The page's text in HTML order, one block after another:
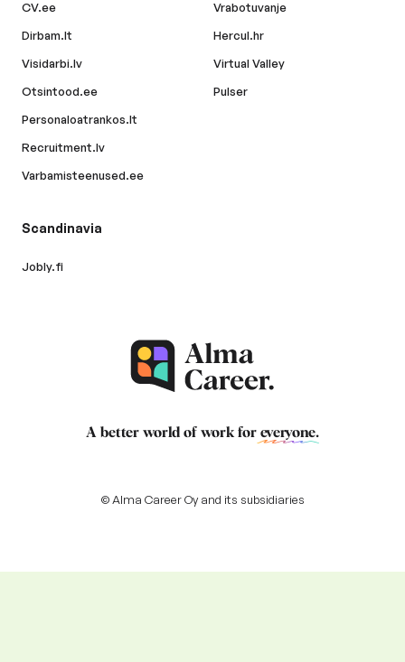
CV.ee
Dirbam.lt
Visidarbi.lv
Otsintood.ee
Personaloatrankos.lt
Recruitment.lv
Varbamisteenused.ee
Vrabotuvanje
Hercul.hr
Virtual Valley
Pulser
Scandinavia
Jobly.fi
A better world of work for everyone.
© Alma Career Oy and its subsidiaries